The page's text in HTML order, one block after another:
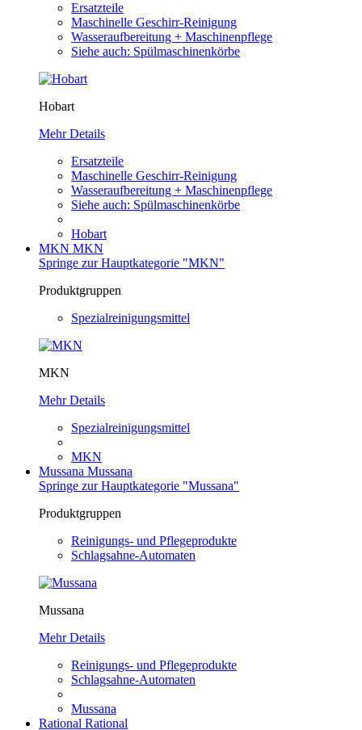
Ersatzteile
Maschinelle Geschirr-Reinigung
Wasseraufbereitung + Maschinenpflege
Siehe auch: Spülmaschinenkörbe
Hobart
Mehr Details
Ersatzteile
Maschinelle Geschirr-Reinigung
Wasseraufbereitung + Maschinenpflege
Siehe auch: Spülmaschinenkörbe
Hobart
MKN MKN
Springe zur Hauptkategorie "MKN"
Produktgruppen
Spezialreinigungsmittel
MKN
Mehr Details
Spezialreinigungsmittel
MKN
Mussana Mussana
Springe zur Hauptkategorie "Mussana"
Produktgruppen
Reinigungs- und Pflegeprodukte
Schlagsahne-Automaten
Mussana
Mehr Details
Reinigungs- und Pflegeprodukte
Schlagsahne-Automaten
Mussana
Rational Rational